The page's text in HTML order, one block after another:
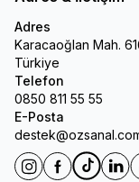
Adres
Karacaoğlan Mah.
Türkiye
Telefon
0850 811 55 55
E-Posta
InstagramFacebook
Tiktok